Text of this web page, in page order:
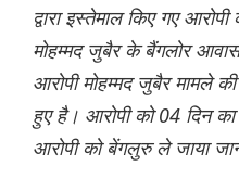
द्वारा इस्तेमाल किए गए
मोहम्मद जुबैर के बैंगलोर
आरोपी मोहम्मद जुबैर मामले
हुए है। आरोपी को 04 दिन का
आरोपी को बेंगलुरु ले जाया